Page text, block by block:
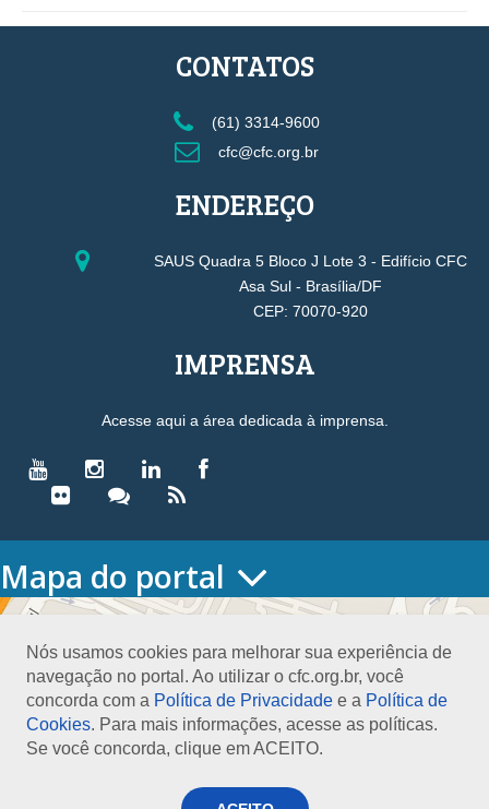
Nós usamos cookies para melhorar sua experiência de
navegação no portal. Ao utilizar o cfc.org.br, você
concorda com a Política de Privacidade e a Política de
Cookies. Para mais informações, acesse as políticas.
Se você concorda, clique em ACEITO.
CONTATOS
(61) 3314-9600
cfc@cfc.org.br
ENDEREÇO
SAUS Quadra 5 Bloco J Lote 3 - Edifício CFC
Asa Sul - Brasília/DF
CEP: 70070-920
IMPRENSA
Acesse aqui a área dedicada à imprensa.
Mapa do portal
HOME
Conselho Diretor
Nossa Sede
Planejamento
Organograma
Medalha João Lyra